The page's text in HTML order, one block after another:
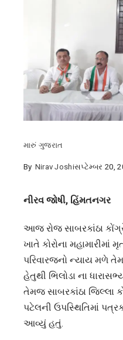
મારું ગુજરાત
By Nirav Joshiસપ્ટેમ્બર 20,
નીરવ જોષી, હિંમતનગર
આજ રોજ સાબરકાંઠા
ખાતે કોરોના મહામારીમાં
પરિવારજનો ન્યાય મળે
હેતુથી ભિલોડા ના
તેમજ સાબરકાંઠા જિલ્લા
પટેલની ઉપસ્થિતિમાં
આવ્યું હતું.